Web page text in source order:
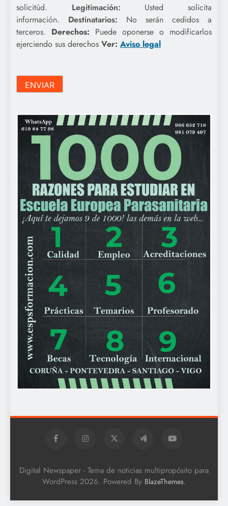
solicitúd. Legitimación: Usted solicita
información. Destinatarios: No serán cedidos a
terceros. Derechos: Puede oponerse o modificarlos
ejerciendo sus derechos Ver: Aviso legal
Digital Newspaper - Tema de noticias multipropósito para
WordPress 2026. Powered By BlazeThemes.